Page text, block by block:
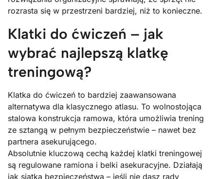
rozrasta się w przestrzeni bardziej, niż to konieczne.
Klatki do ćwiczeń – jak
wybrać najlepszą klatkę
treningową?
Klatka do ćwiczeń to bardziej zaawansowana
alternatywa dla klasycznego atlasu. To wolnostojąca
stalowa konstrukcja ramowa, która umożliwia trening
ze sztangą w pełnym bezpieczeństwie – nawet bez
partnera asekurującego.
Absolutnie kluczową cechą każdej klatki treningowej
są regulowane ramiona i belki asekuracyjne. Działają
jak siatka bezpieczeństwa – jeśli nie dasz rady